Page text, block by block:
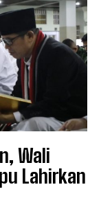
Wali
Lahirkan